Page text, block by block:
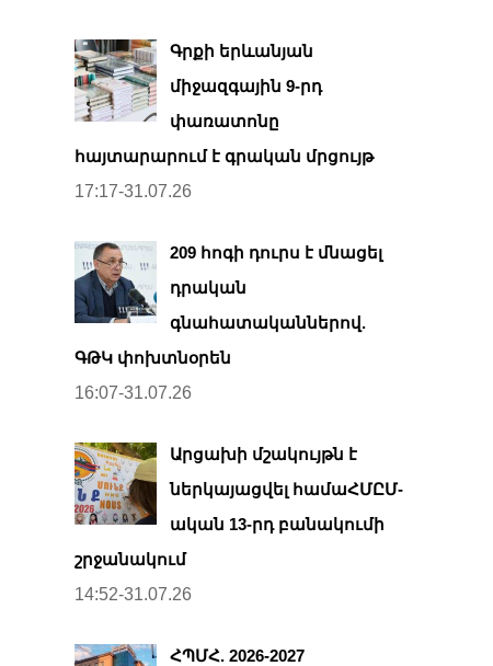
Գրքի երևանյան
միջազգային 9-րդ
փառատոնը
հայտարարում է գրական մրցույթ
17:17-31.07.26
209 հոգի դուրս է մնացել
դրական
գնահատականներով.
ԳԹԿ փոխտնօրեն
16:07-31.07.26
Արցախի մշակույթն է
ներկայացվել համաՀՄԸՄ-
ական 13-րդ բանակումի
շրջանակում
14:52-31.07.26
ՀՊՄՀ. 2026-2027